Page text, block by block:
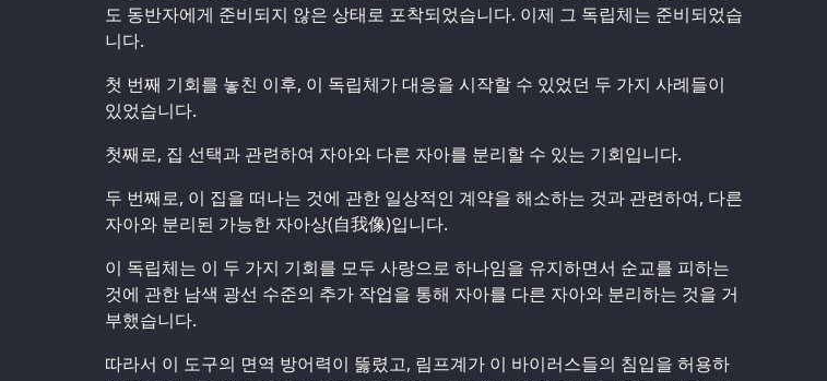
도 동반자에게 준비되지 않은 상태로 포착되었습니다. 이제 그 독립체는 준비되었습
니다.
첫 번째 기회를 놓친 이후, 이 독립체가 대응을 시작할 수 있었던 두 가지 사례들이
있었습니다.
첫째로, 집 선택과 관련하여 자아와 다른 자아를 분리할 수 있는 기회입니다.
두 번째로, 이 집을 떠나는 것에 관한 일상적인 계약을 해소하는 것과 관련하여, 다른
자아와 분리된 가능한 자아상(自我像)입니다.
이 독립체는 이 두 가지 기회를 모두 사랑으로 하나임을 유지하면서 순교를 피하는
것에 관한 남색 광선 수준의 추가 작업을 통해 자아를 다른 자아와 분리하는 것을 거
부했습니다.
따라서 이 도구의 면역 방어력이 뚫렸고, 림프계가 이 바이러스들의 침입을 허용하